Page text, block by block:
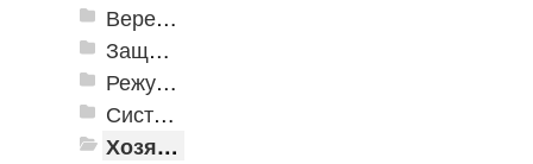
Веревки, шнуры, шпагаты, стяжки
Защита от насекомых и вредителей
Режущие инструменты
Системы хранения
Хозяйственные товары